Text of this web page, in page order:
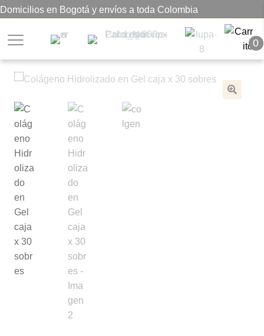
Domicilios en Bogotá y envíos a toda Colombia
0